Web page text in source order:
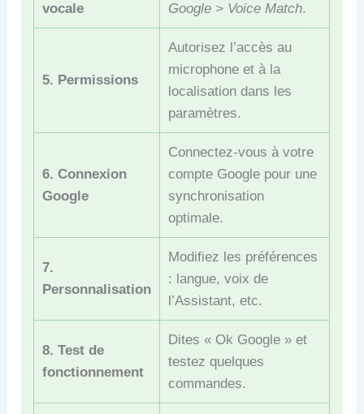
vocale
Google > Voice Match.
5. Permissions
Autorisez l’accès au
microphone et à la
localisation dans les
paramètres.
6. Connexion
Google
Connectez-vous à votre
compte Google pour une
synchronisation
optimale.
7.
Personnalisation
Modifiez les préférences
: langue, voix de
l’Assistant, etc.
8. Test de
fonctionnement
Dites « Ok Google » et
testez quelques
commandes.